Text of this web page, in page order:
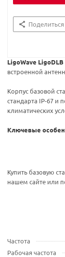
Поделиться
LigoWave LigoDLB
встроенной
Корпус базовой
стандарта IP-67 и
климатических
Ключевые
Купить базовую
нашем сайте или
Частота
Рабочая частота